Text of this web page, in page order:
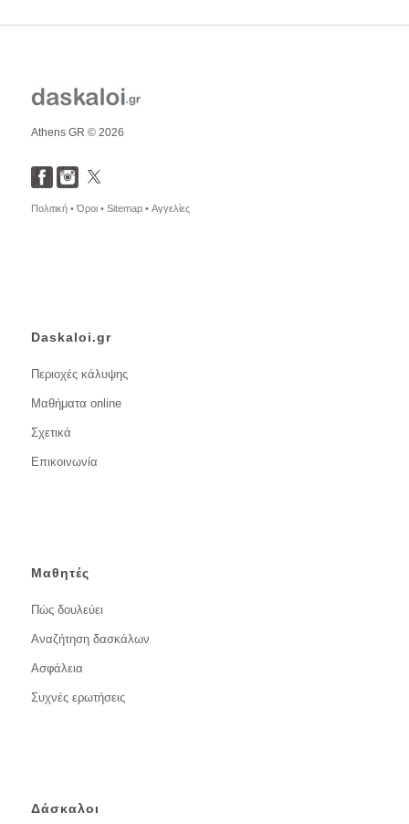
Athens GR © 2026
Πολιτική •Όροι • Sitemap • Αγγελίες
Daskaloi.gr
Περιοχές κάλυψης
Μαθήματα online
Σχετικά
Επικοινωνία
Μαθητές
Πώς δουλεύει
Αναζήτηση δασκάλων
Ασφάλεια
Συχνές ερωτήσεις
Δάσκαλοι